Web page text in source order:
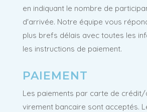
en indiquant le nombre de
d'arrivée. Notre équipe vous
plus brefs délais avec toutes les
les instructions de paiement.
PAIEMENT
Les paiements par carte de
virement bancaire sont acceptés.